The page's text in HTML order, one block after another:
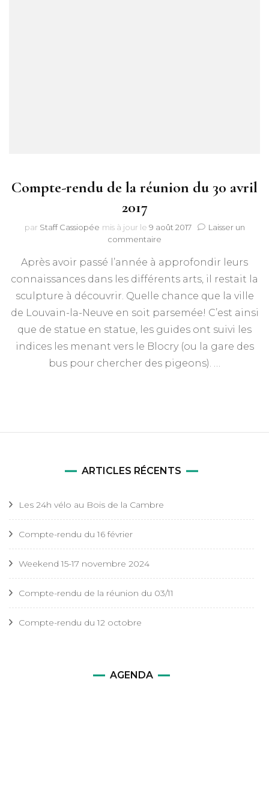
Compte-rendu de la réunion du 30 avril
2017
par Staff Cassiopée mis à jour le 9 août 2017
Laisser un
commentaire
rendu
réunion
du
avril
2017
Après avoir passé l’année à approfondir leurs
connaissances dans les différents arts, il restait la
sculpture à découvrir. Quelle chance que la ville
de Louvain-la-Neuve en soit parsemée! C’est ainsi
que de statue en statue, les guides ont suivi les
indices les menant vers le Blocry (ou la gare des
bus pour chercher des pigeons). …
ARTICLES RÉCENTS
Les 24h vélo au Bois de la Cambre
Compte-rendu du 16 février
Weekend 15-17 novembre 2024
Compte-rendu de la réunion du 03/11
Compte-rendu du 12 octobre
AGENDA